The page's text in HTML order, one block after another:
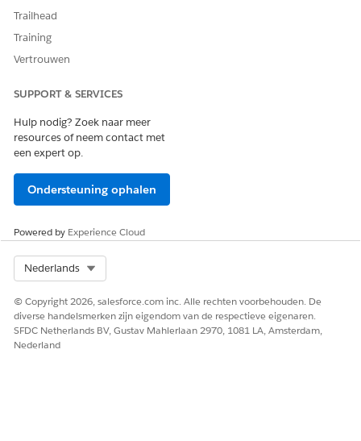
Trailhead
Training
Vertrouwen
SUPPORT & SERVICES
Hulp nodig? Zoek naar meer
resources of neem contact met
een expert op.
Ondersteuning ophalen
Powered by Experience Cloud
Nederlands
© Copyright 2026, salesforce.com inc. Alle rechten voorbehouden. De
diverse handelsmerken zijn eigendom van de respectieve eigenaren.
SFDC Netherlands BV, Gustav Mahlerlaan 2970, 1081 LA, Amsterdam,
Nederland